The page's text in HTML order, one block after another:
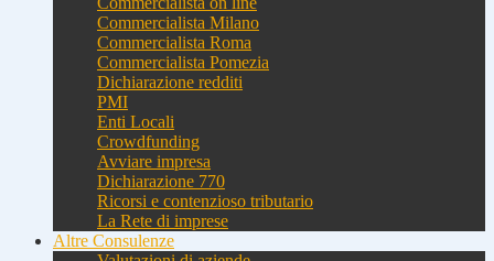
Commercialista Milano
Commercialista Roma
Commercialista Pomezia
Dichiarazione redditi
PMI
Enti Locali
Crowdfunding
Avviare impresa
Dichiarazione 770
Ricorsi e contenzioso tributario
La Rete di imprese
Altre Consulenze